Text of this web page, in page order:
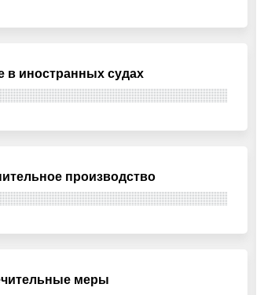
в иностранных судах
производство
меры